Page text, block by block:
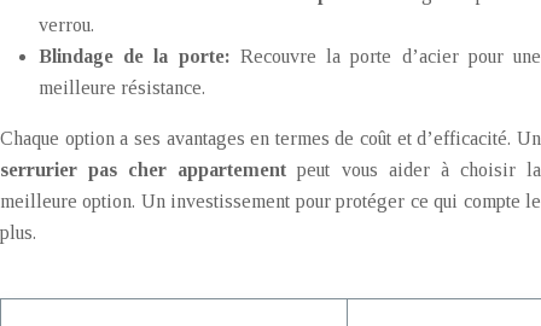
verrou.
Blindage de la porte: Recouvre la porte d’acier pour une
meilleure résistance.
Chaque option a ses avantages en termes de coût et d’efficacité. Un
serrurier pas cher appartementpeut vous aider à choisir la
meilleure option. Un investissement pour protéger ce qui compte le
plus.